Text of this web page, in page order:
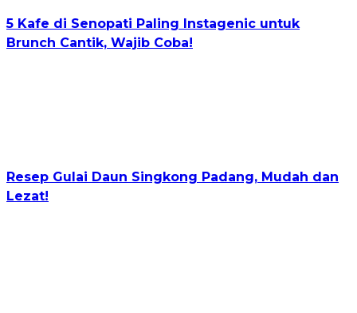
5 Kafe di Senopati Paling Instagenic untuk
Brunch Cantik, Wajib Coba!
Resep Gulai Daun Singkong Padang, Mudah dan
Lezat!